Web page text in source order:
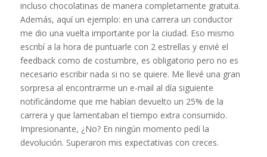
incluso chocolatinas de manera completamente gratuita.
Además, aquí un ejemplo: en una carrera un conductor
me dio una vuelta importante por la ciudad. Eso mismo
escribí a la hora de puntuarle con 2 estrellas y envié el
feedback como de costumbre, es obligatorio pero no es
necesario escribir nada si no se quiere. Me llevé una gran
sorpresa al encontrarme un e-mail al día siguiente
notificándome que me habían devuelto un 25% de la
carrera y que lamentaban el tiempo extra consumido.
Impresionante, ¿No? En ningún momento pedí la
devolución. Superaron mis expectativas con creces.